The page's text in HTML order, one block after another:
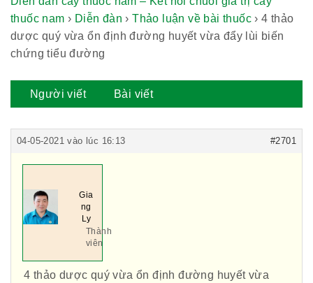
thuốc nam › Diễn đàn › Thảo luận về bài thuốc › 4 thảo
dược quý vừa ổn định đường huyết vừa đẩy lùi biến
chứng tiểu đường
Người viết Bài viết
04-05-2021 vào lúc 16:13 #2701
Gia
ng
Ly
Thành
viên
4 thảo dược quý vừa ổn định đường huyết vừa